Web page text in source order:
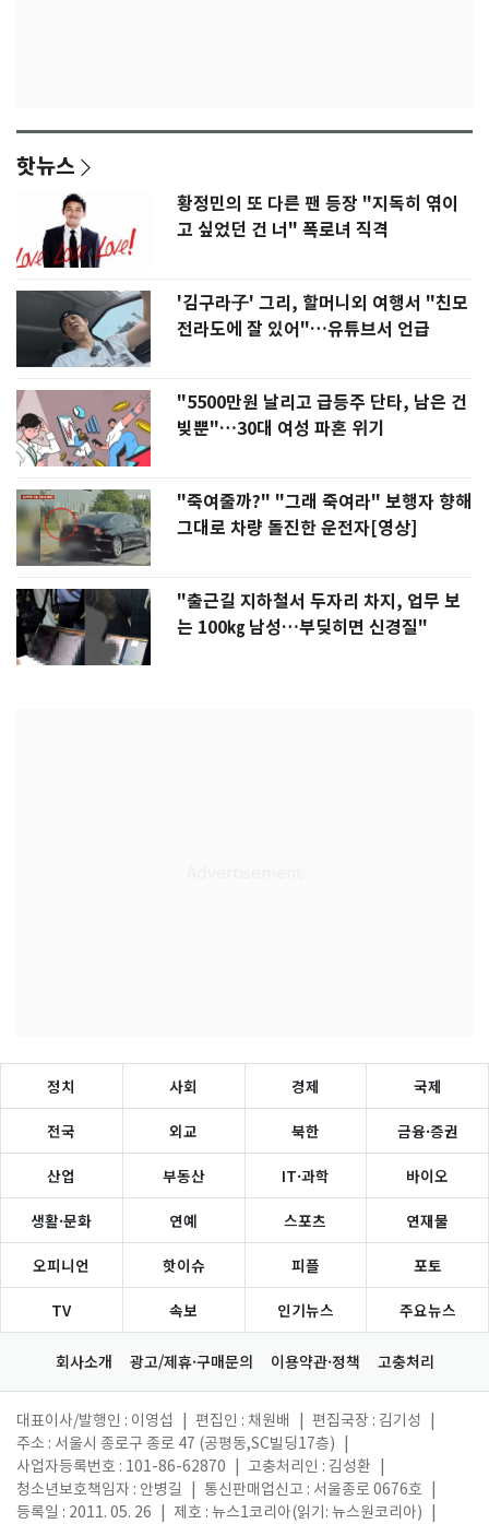
핫뉴스
황정민의 또 다른 팬 등장 "지독히 엮이
고 싶었던 건 너" 폭로녀 직격
'김구라子' 그리, 할머니외 여행서 "친모
전라도에 잘 있어"…유튜브서 언급
"5500만원 날리고 급등주 단타, 남은 건
빚뿐"…30대 여성 파혼 위기
"죽여줄까?" "그래 죽여라" 보행자 향해
그대로 차량 돌진한 운전자[영상]
"출근길 지하철서 두자리 차지, 업무 보
는 100㎏ 남성…부딪히면 신경질"
정치 사회 경제 국제
전국 외교 북한 금융·증권
산업 부동산 IT·과학 바이오
생활·문화 연예 스포츠 연재물
오피니언 핫이슈 피플 포토
TV 속보 인기뉴스 주요뉴스
회사소개 광고/제휴·구매문의 이용약관·정책 고충처리
대표이사/발행인 : 이영섭 편집인 : 채원배 편집국장 : 김기성
주소 : 서울시 종로구 종로 47 (공평동,SC빌딩17층)
사업자등록번호 : 101-86-62870
고충처리인 : 김성환
청소년보호책임자 : 안병길
통신판매업신고 : 서울종로 0676호
등록일 : 2011. 05. 26
제호 : 뉴스1코리아(읽기: 뉴스원코리아)